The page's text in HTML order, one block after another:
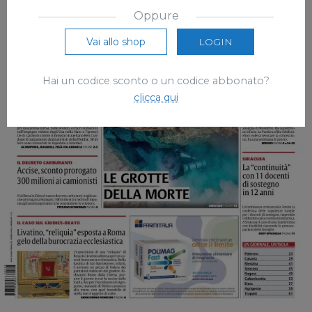
Oppure
Vai allo shop LOGIN
Hai un codice sconto o un codice abbonato?
clicca qui